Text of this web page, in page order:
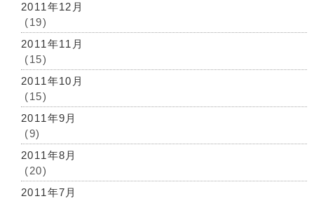
2011年12月
(19)
2011年11月
(15)
2011年10月
(15)
2011年9月
(9)
2011年8月
(20)
2011年7月